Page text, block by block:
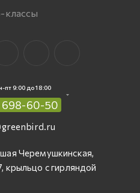
классы
пт 9:00 до 18:00
698-60-50
Черемушкинская,
крыльцо с гирляндой